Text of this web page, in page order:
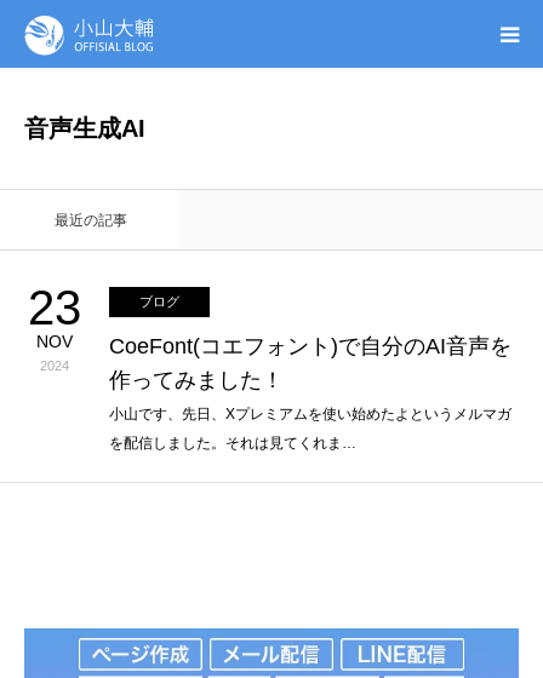
音声生成AI
最近の記事
23
NOV
2024
ブログ
CoeFont(コエフォント)で自分のAI音声を
作ってみました！
小山です、先日、Xプレミアムを使い始めたよというメルマガ
を配信しました。それは見てくれま…
無料ガイドブック
オンシク本
プロフィール